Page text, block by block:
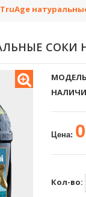
СОКИ
Цена:
Кол-во: